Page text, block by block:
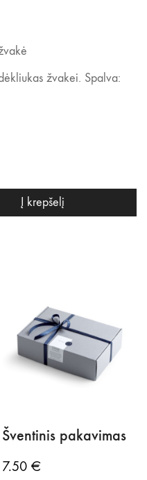
žvakei. Spalva:
Į krepšelį
Šventinis pakavimas
7.50 €